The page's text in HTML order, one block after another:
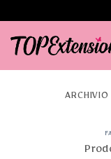
ai
contenuti